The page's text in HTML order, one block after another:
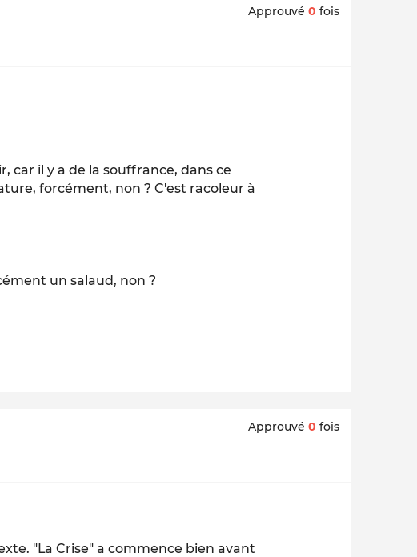
Approuvé 0 fois
car il y a de la souffrance, dans ce
forcément, non ? C'est racoleur à
un salaud, non ?
Approuvé 0 fois
"La Crise" a commence bien avant